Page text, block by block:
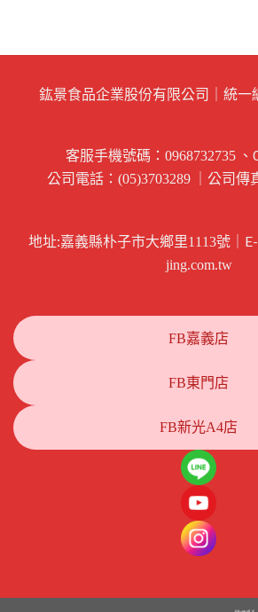
鈜景食品企業股份有限公司｜統一
客服手機號碼： 0968732735、
公司電話： (05)3703289｜公司傳
地址:嘉義縣朴子市大鄉里1113號 ｜
jing.com.tw
FB嘉義店
FB東門店
FB新光A4店